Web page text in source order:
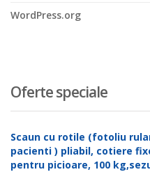
WordPress.org
Oferte speciale
Scaun cu rotile (fotoliu
pacienti ) pliabil, cotiere
pentru picioare, 100